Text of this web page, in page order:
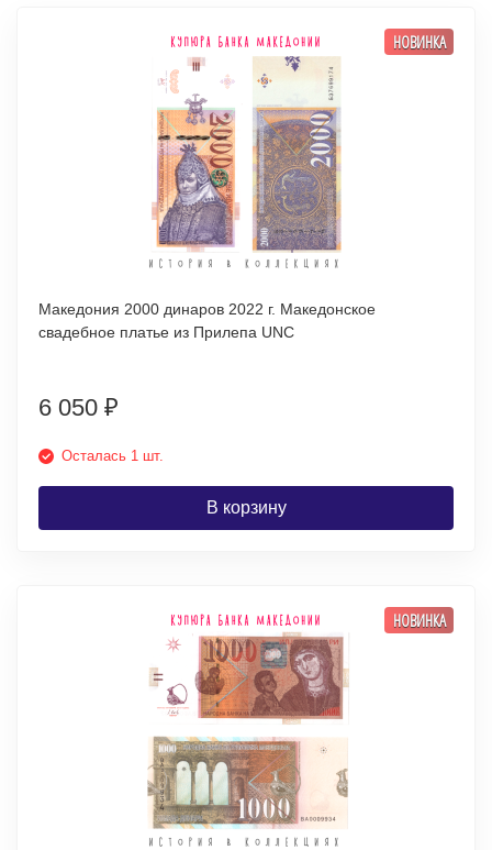
НОВИНКА
Македония 2000 динаров 2022 г. Македонское
свадебное платье из Прилепа UNC
6 050 ₽
Осталась 1 шт.
В корзину
НОВИНКА